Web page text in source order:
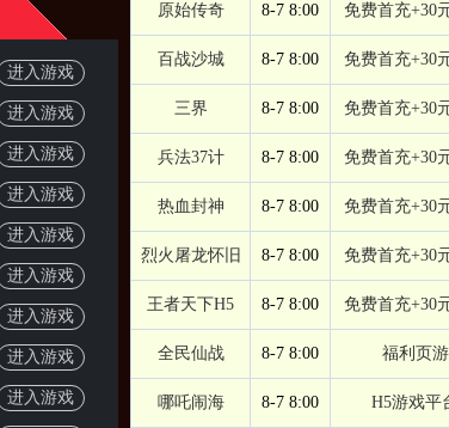
进入游戏
进入游戏
进入游戏
进入游戏
进入游戏
进入游戏
进入游戏
进入游戏
进入游戏
原始传奇 8-7 8:00 免费首充+30
百战沙城 8-7 8:00 免费首充+30
三界 8-7 8:00 免费首充+30
兵法37计 8-7 8:00 免费首充+30
热血封神 8-7 8:00 免费首充+30
烈火屠龙怀旧 8-7 8:00 免费首充+30
王者天下H5 8-7 8:00 免费首充+30
全民仙战 8-7 8:00 福利页游
哪吒闹海 8-7 8:00 H5游戏平